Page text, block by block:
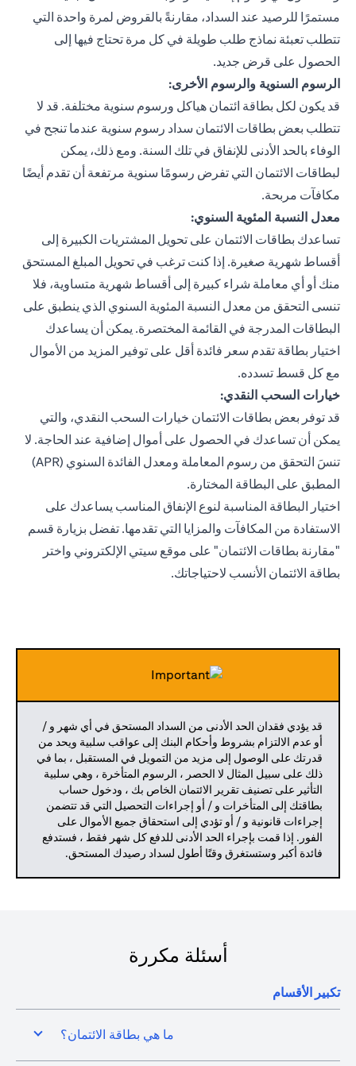
مستمرًا للرصيد عند السداد، مقارنةً بالقروض لمرة واحدة التي
تتطلب تعبئة نماذج طلب طويلة في كل مرة تحتاج فيها إلى
الحصول على قرض جديد.
الرسوم السنوية والرسوم الأخرى:
قد يكون لكل بطاقة ائتمان هياكل ورسوم سنوية مختلفة. قد لا
تتطلب بعض بطاقات الائتمان سداد رسوم سنوية عندما تنجح في
الوفاء بالحد الأدنى للإنفاق في تلك السنة. ومع ذلك، يمكن
لبطاقات الائتمان التي تفرض رسومًا سنوية مرتفعة أن تقدم أيضًا
مكافآت مربحة.
معدل النسبة المئوية السنوي:
تساعدك بطاقات الائتمان على تحويل المشتريات الكبيرة إلى
أقساط شهرية صغيرة. إذا كنت ترغب في تحويل المبلغ المستحق
منك أو أي معاملة شراء كبيرة إلى أقساط شهرية متساوية، فلا
تنسى التحقق من معدل النسبة المئوية السنوي الذي ينطبق على
البطاقات المدرجة في القائمة المختصرة. يمكن أن يساعدك
اختيار بطاقة تقدم سعر فائدة أقل على توفير المزيد من الأموال
مع كل قسط تسدده.
خيارات السحب النقدي:
قد توفر بعض بطاقات الائتمان خيارات السحب النقدي، والتي
يمكن أن تساعدك في الحصول على أموال إضافية عند الحاجة. لا
تنسَ التحقق من رسوم المعاملة ومعدل الفائدة السنوي (APR)
المطبق على البطاقة المختارة.
اختيار البطاقة المناسبة لنوع الإنفاق المناسب يساعدك على
الاستفادة من المكافآت والمزايا التي تقدمها. تفضل بزيارة قسم
"مقارنة بطاقات الائتمان" على موقع سيتي الإلكتروني واختر
بطاقة الائتمان الأنسب لاحتياجاتك.
قد يؤدي فقدان الحد الأدنى من السداد المستحق في أي شهر و /
أو عدم الالتزام بشروط وأحكام البنك إلى عواقب سلبية ويحد من
قدرتك على الوصول إلى مزيد من التمويل في المستقبل ، بما في
ذلك على سبيل المثال لا الحصر ، الرسوم المتأخرة ، وهي سلبية
التأثير على تصنيف تقرير الائتمان الخاص بك ، ودخول حساب
بطاقتك إلى المتأخرات و / أو إجراءات التحصيل التي قد تتضمن
إجراءات قانونية و / أو تؤدي إلى استحقاق جميع الأموال على
الفور. إذا قمت بإجراء الحد الأدنى للدفع كل شهر فقط ، فستدفع
فائدة أكبر وستستغرق وقتًا أطول لسداد رصيدك المستحق.
أسئلة مكررة
تكبير الأقسام
ما هي بطاقة الائتمان؟